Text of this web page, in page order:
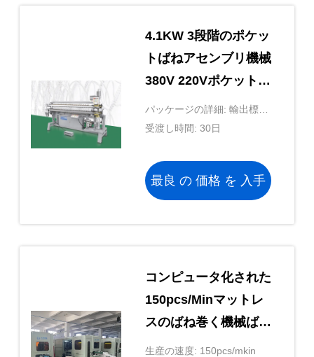
4.1KW 3段階のポケッ
トばねアセンブリ機械
380V 220Vポケットば
ね装置
パッケージの詳細: 輸出標準
的なパッキング
受渡し時間: 30日
最良 の 価格 を 入手
コンピュータ化された
150pcs/Minマットレ
スのばね巻く機械ばね
の高さ100-250mm
生産の速度: 150pcs/mkin